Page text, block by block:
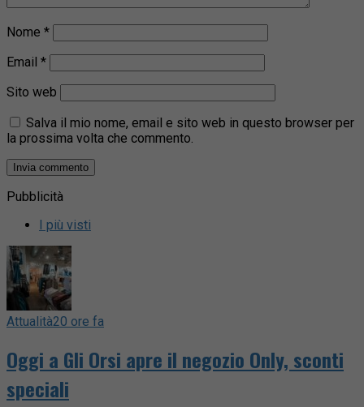
Nome *
Email *
Sito web
Salva il mio nome, email e sito web in questo browser per
la prossima volta che commento.
Pubblicità
I più visti
Attualità20 ore fa
Oggi a Gli Orsi apre il negozio Only, sconti
speciali